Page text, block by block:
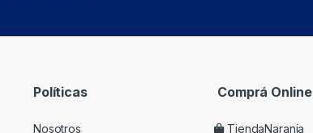
Políticas
Nosotros
Comprá Online
TiendaNaranja